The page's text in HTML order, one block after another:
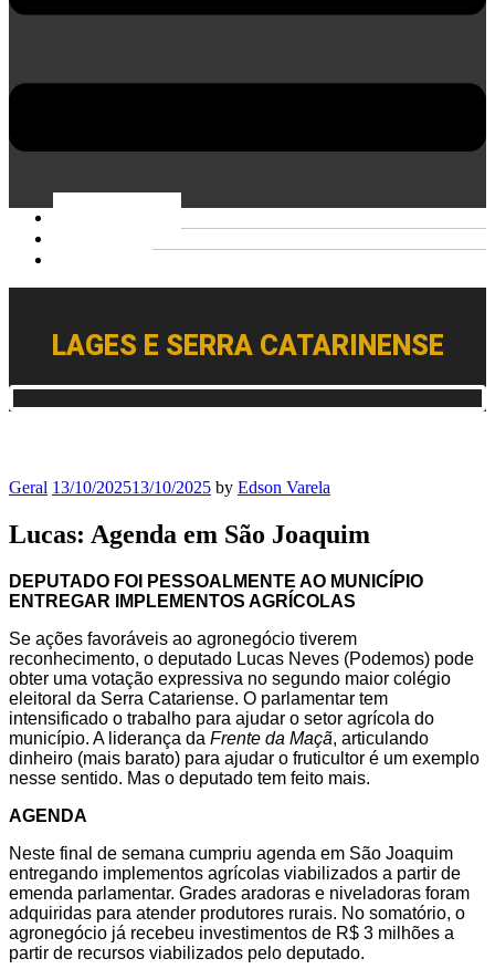
LAGES E SERRA CATARINENSE
Geral 13/10/202513/10/2025 by Edson Varela
Lucas: Agenda em São Joaquim
DEPUTADO FOI PESSOALMENTE AO MUNICÍPIO
ENTREGAR IMPLEMENTOS AGRÍCOLAS
Se ações favoráveis ao agronegócio tiverem
reconhecimento, o deputado Lucas Neves (Podemos) pode
obter uma votação expressiva no segundo maior colégio
eleitoral da Serra Catariense. O parlamentar tem
intensificado o trabalho para ajudar o setor agrícola do
município. A liderança da Frente da Maçã, articulando
dinheiro (mais barato) para ajudar o fruticultor é um exemplo
nesse sentido. Mas o deputado tem feito mais.
AGENDA
Neste final de semana cumpriu agenda em São Joaquim
entregando implementos agrícolas viabilizados a partir de
emenda parlamentar. Grades aradoras e niveladoras foram
adquiridas para atender produtores rurais. No somatório, o
agronegócio já recebeu investimentos de R$ 3 milhões a
partir de recursos viabilizados pelo deputado.